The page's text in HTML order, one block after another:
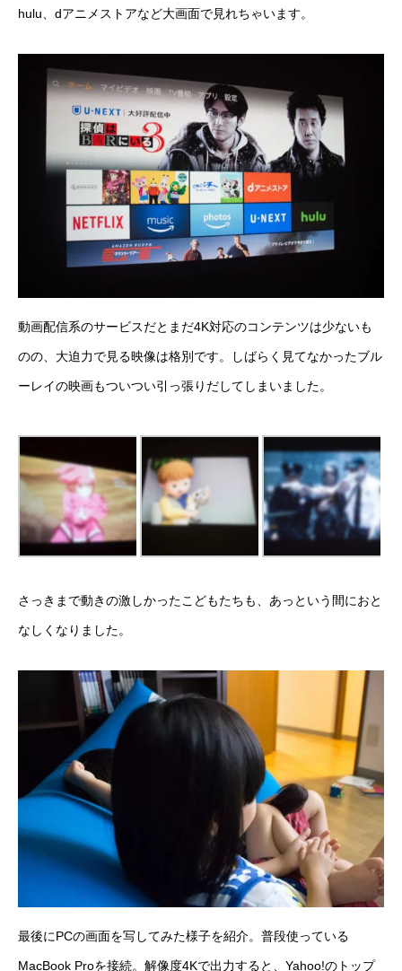
hulu、dアニメストアなど大画面で見れちゃいます。
動画配信系のサービスだとまだ4K対応のコンテンツは少ないも
のの、大迫力で見る映像は格別です。しばらく見てなかったブル
ーレイの映画もついつい引っ張りだしてしまいました。
さっきまで動きの激しかったこどもたちも、あっという間におと
なしくなりました。
最後にPCの画面を写してみた様子を紹介。普段使っている
MacBook Proを接続。解像度4Kで出力すると、Yahoo!のトップ